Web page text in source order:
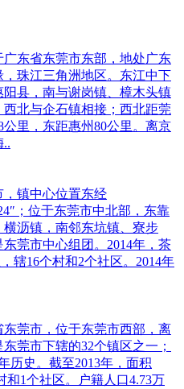
东省东莞市东部，地处广东
珠江三角洲地区。东江中下
县，南与谢岗镇、樟木头镇
北与企石镇相接；西北距莞
里，东距惠州80公里。离京
..
镇中心位置东经
；位于东莞市中北部，东靠
沥镇，南邻东坑镇、寮步
莞市中心组团。2014年，茶
辖16个村和2个社区。2014年
莞市，位于东莞市西部，离
莞市下辖的32个镇区之一；
历史。截至2013年，面积
和1个社区。户籍人口4.73万